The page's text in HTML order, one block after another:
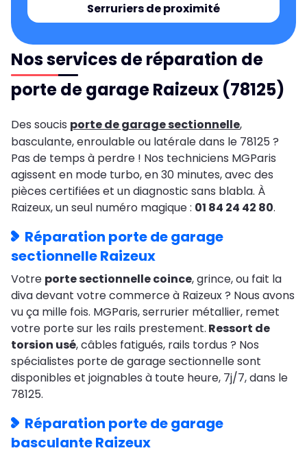
Serruriers de proximité
Nos services de réparation de
porte de garage Raizeux (78125)
Des soucis porte de garage sectionnelle,
basculante, enroulable ou latérale dans le 78125 ?
Pas de temps à perdre ! Nos techniciens MGParis
agissent en mode turbo, en 30 minutes, avec des
pièces certifiées et un diagnostic sans blabla. À
Raizeux, un seul numéro magique : 01 84 24 42 80.
Réparation porte de garage
sectionnelle Raizeux
Votre porte sectionnelle coince, grince, ou fait la
diva devant votre commerce à Raizeux ? Nous avons
vu ça mille fois. MGParis, serrurier métallier, remet
votre porte sur les rails prestement. Ressort de
torsion usé, câbles fatigués, rails tordus ? Nos
spécialistes porte de garage sectionnelle sont
disponibles et joignables à toute heure, 7j/7, dans le
78125.
Réparation porte de garage
basculante Raizeux